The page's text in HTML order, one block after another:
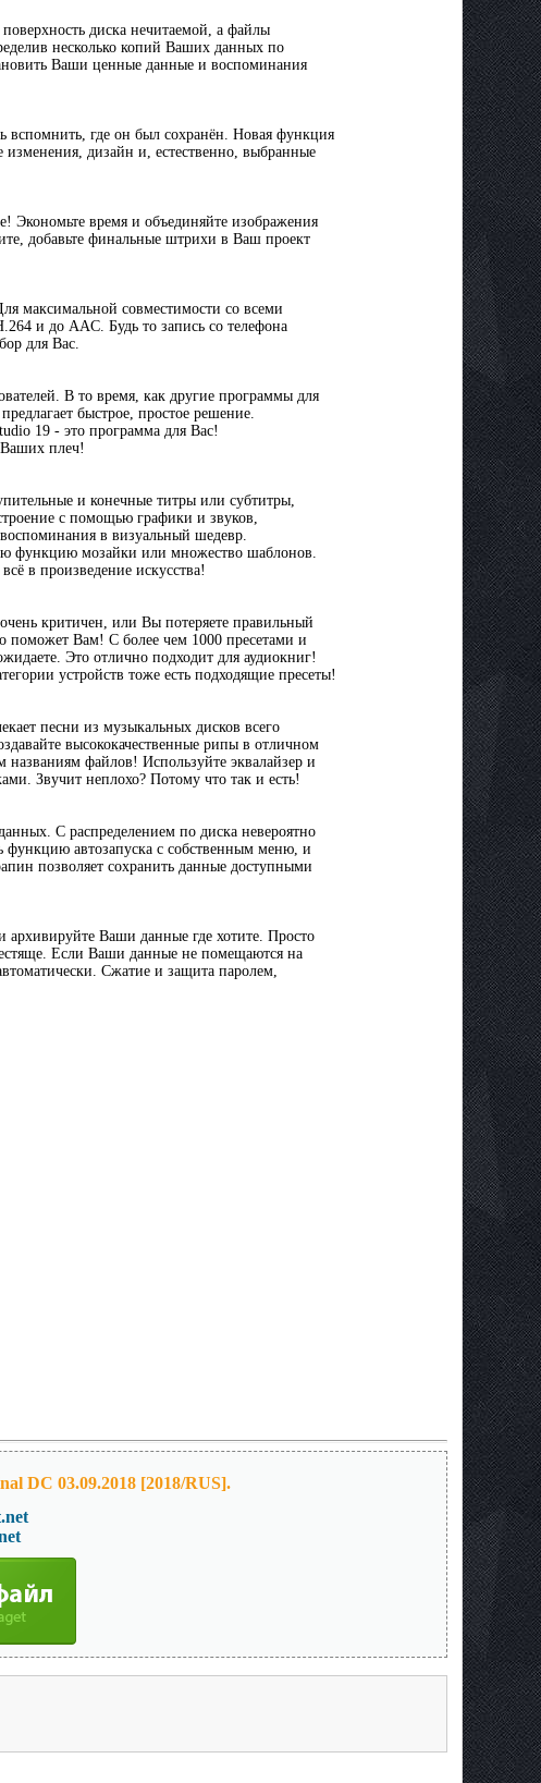
диска нечитаемой, а файлы
несколько копий Ваших данных по
Ваши ценные данные и воспоминания
где он был сохранён. Новая функция
дизайн и, естественно, выбранные
Экономьте время и объединяйте изображения
добавьте финальные штрихи в Ваш проект
максимальной совместимости со всеми
и до AAC. Будь то запись со телефона
для Вас.
В то время, как другие программы для
быстрое, простое решение.
19 - это программа для Вас!
плеч!
и конечные титры или субтитры,
с помощью графики и звуков,
в визуальный шедевр.
функцию мозайки или множество шаблонов.
в произведение искусства!
критичен, или Вы потеряете правильный
поможет Вам! С более чем 1000 пресетами и
Это отлично подходит для аудиокниг!
устройств тоже есть подходящие пресеты!
песни из музыкальных дисков всего
высококачественные рипы в отличном
файлов! Используйте эквалайзер и
Звучит неплохо? Потому что так и есть!
С распределением по диска невероятно
функцию автозапуска с собственным меню, и
позволяет сохранить данные доступными
Ваши данные где хотите. Просто
Если Ваши данные не помещаются на
Сжатие и защита паролем,
DC 03.09.2018 [2018/RUS].